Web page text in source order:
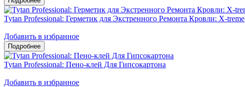
Tytan Professional: Герметик для Экстренного Ремонта Кровли: X-treme
Добавить в избранное
Tytan Professional: Пено-клей Для Гипсокартона
Добавить в избранное